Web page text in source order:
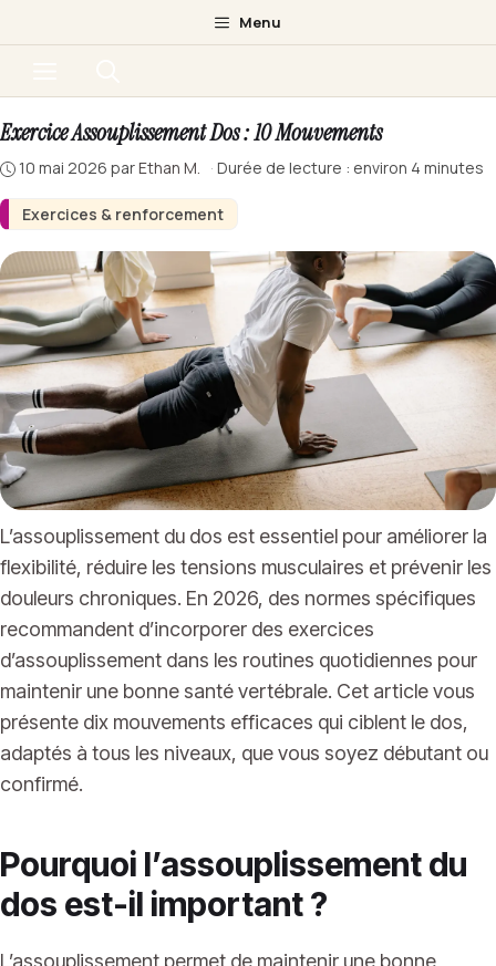
au
Menu
Exercices & renforcement
Exercice Assouplissement Dos : 10 Mouvements
10 mai 2026 parEthan M. · Durée de lecture : environ 4 minutes
L’assouplissement du dos est essentiel pour améliorer la
flexibilité, réduire les tensions musculaires et prévenir les
douleurs chroniques. En 2026, des normes spécifiques
recommandent d’incorporer des exercices
d’assouplissement dans les routines quotidiennes pour
maintenir une bonne santé vertébrale. Cet article vous
présente dix mouvements efficaces qui ciblent le dos,
adaptés à tous les niveaux, que vous soyez débutant ou
confirmé.
Pourquoi l’assouplissement du
dos est-il important ?
L’assouplissement permet de maintenir une bonne